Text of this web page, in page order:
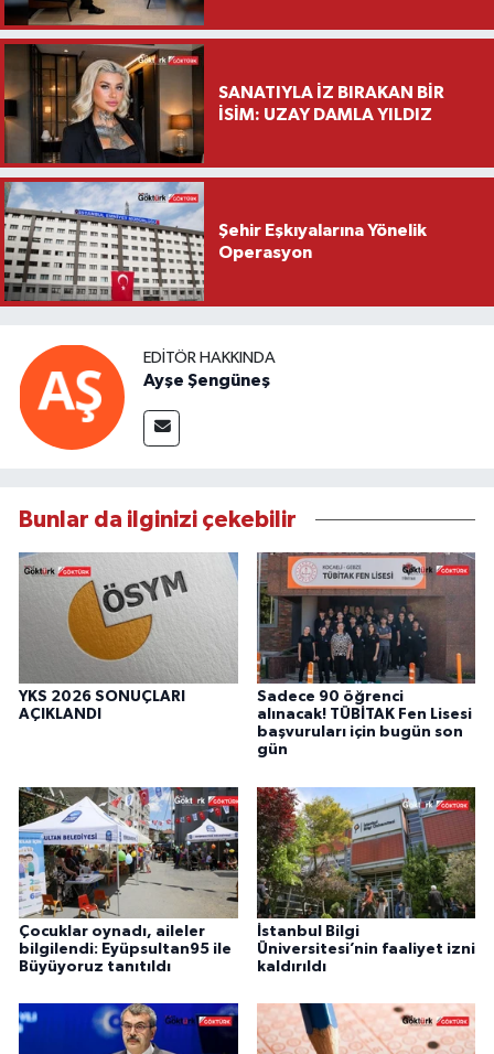
Ziyareti
SANATIYLA İZ BIRAKAN BİR
İSİM: UZAY DAMLA YILDIZ
Şehir Eşkıyalarına Yönelik
Operasyon
EDITÖR HAKKINDA
Ayşe Şengüneş
Bunlar da ilginizi çekebilir
YKS 2026 SONUÇLARI
AÇIKLANDI
Sadece 90 öğrenci
alınacak! TÜBİTAK Fen Lisesi
başvuruları için bugün son
gün
Çocuklar oynadı, aileler
bilgilendi: Eyüpsultan95 ile
Büyüyoruz tanıtıldı
İstanbul Bilgi
Üniversitesi’nin faaliyet izni
kaldırıldı